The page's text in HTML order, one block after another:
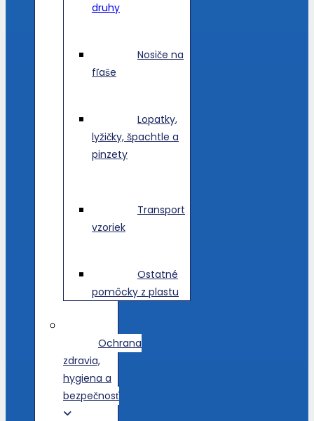
druhy
Nosiče na
fľaše
Lopatky,
lyžičky, špachtle a
pinzety
Transport
vzoriek
Ostatné
pomôcky z plastu
Ochrana
zdravia,
hygiena a
bezpečnosť